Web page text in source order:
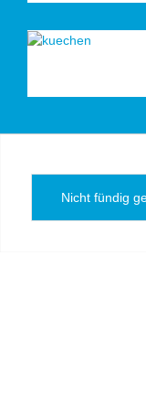
Nicht fündig